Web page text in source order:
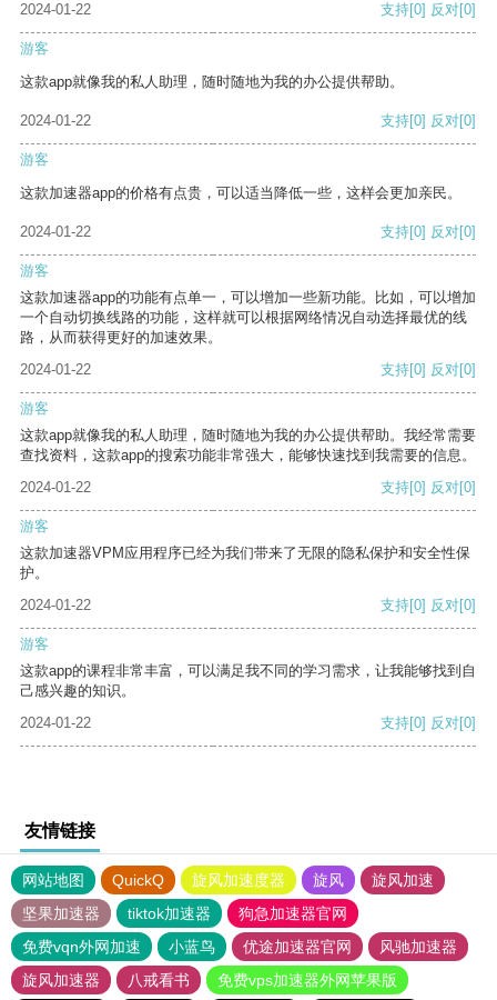
2024-01-22
支持[0] 反对[0]
游客
这款app就像我的私人助理，随时随地为我的办公提供帮助。
2024-01-22 支持[0] 反对[0]
游客
这款加速器app的价格有点贵，可以适当降低一些，这样会更加亲民。
2024-01-22 支持[0] 反对[0]
游客
这款加速器app的功能有点单一，可以增加一些新功能。比如，可以增加
一个自动切换线路的功能，这样就可以根据网络情况自动选择最优的线
路，从而获得更好的加速效果。
2024-01-22
支持[0] 反对[0]
游客
这款app就像我的私人助理，随时随地为我的办公提供帮助。我经常需要
查找资料，这款app的搜索功能非常强大，能够快速找到我需要的信息。
2024-01-22
支持[0] 反对[0]
游客
这款加速器VPM应用程序已经为我们带来了无限的隐私保护和安全性保
护。
2024-01-22
支持[0] 反对[0]
游客
这款app的课程非常丰富，可以满足我不同的学习需求，让我能够找到自
己感兴趣的知识。
2024-01-22
支持[0] 反对[0]
友情链接
网站地图 QuickQ 旋风加速度器 旋风
旋风加速
坚果加速器
tiktok加速器
狗急加速器官网
免费vqn外网加速
小蓝鸟 优途加速器官网
风驰加速器
旋风加速器
八戒看书 免费vps加速器外网苹果版